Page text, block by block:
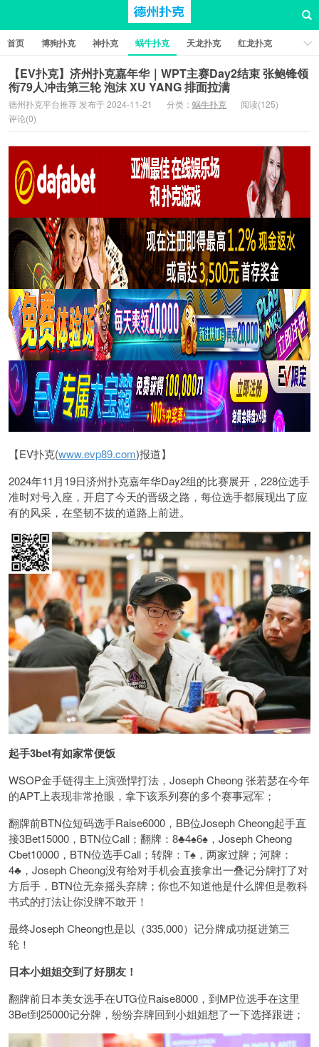
首页 博狗扑克 神扑克 蜗牛扑克 天龙扑克
红龙扑克
新葡京棋牌
红星扑克 扑克之星 比特币扑克
【EV扑克】济州扑克嘉年华｜WPT主赛Day2结束 张鲍锋领
衔79人冲击第三轮 泡沫 XU YANG 排面拉满
德州扑克平台推荐 发布于 2024-11-21 分类： 蜗牛扑克
阅读(125)
评论(0)
【EV扑克(www.evp89.com)报道】
2024年11月19日济州扑克嘉年华Day2组的比赛展开，228位选手
准时对号入座，开启了今天的晋级之路，每位选手都展现出了应
有的风采，在坚韧不拔的道路上前进。
起手3bet有如家常便饭
WSOP金手链得主上演强悍打法，Joseph Cheong 张若瑟在今年
的APT上表现非常抢眼，拿下该系列赛的多个赛事冠军；
翻牌前BTN位短码选手Raise6000，BB位Joseph Cheong起手直
接3Bet15000，BTN位Call；翻牌：8♣️4♠️6♠️，Joseph Cheong
Cbet10000，BTN位选手Call；转牌：T♠️，两家过牌；河牌：
4♣️，Joseph Cheong没有给对手机会直接拿出一叠记分牌打了对
方后手，BTN位无奈摇头弃牌；你也不知道他是什么牌但是教科
书式的打法让你没牌不敢开！
最终Joseph Cheong也是以（335,000）记分牌成功挺进第三
轮！
日本小姐姐交到了好朋友！
翻牌前日本美女选手在UTG位Raise8000，到MP位选手在这里
3Bet到25000记分牌，纷纷弃牌回到小姐姐想了一下选择跟进；